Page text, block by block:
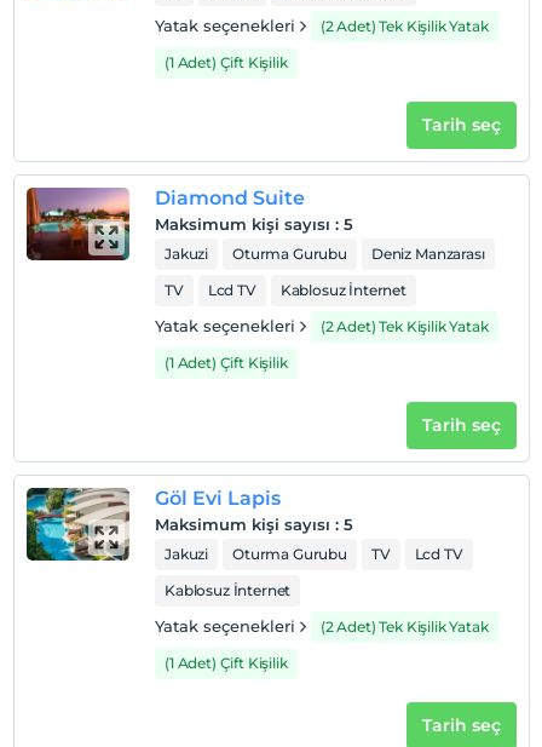
Check/out
En geç saat 12:00 ve öncesi
Evcil Hayvan
Evcil hayvan kabul edilmemektedir.
Odalarda sigara içilmez
Her bir oda için 6 yaşına kadar 1 çocuk ücretsizdir
Yatak seçenekleri
(2 Adet) Tek Kişilik Yatak
(1 Adet) Çift Kişilik
Tarih seç
Diamond Suite
Maksimum kişi sayısı : 5
Jakuzi Oturma Gurubu
Deniz Manzarası
TV
Lcd TV Kablosuz İnternet
Yatak seçenekleri
(2 Adet) Tek Kişilik Yatak
(1 Adet) Çift Kişilik
Tarih seç
Göl Evi Lapis
Maksimum kişi sayısı : 5
Jakuzi Oturma Gurubu TV
Lcd TV
Kablosuz İnternet
Yatak seçenekleri
(2 Adet) Tek Kişilik Yatak
(1 Adet) Çift Kişilik
Tarih seç